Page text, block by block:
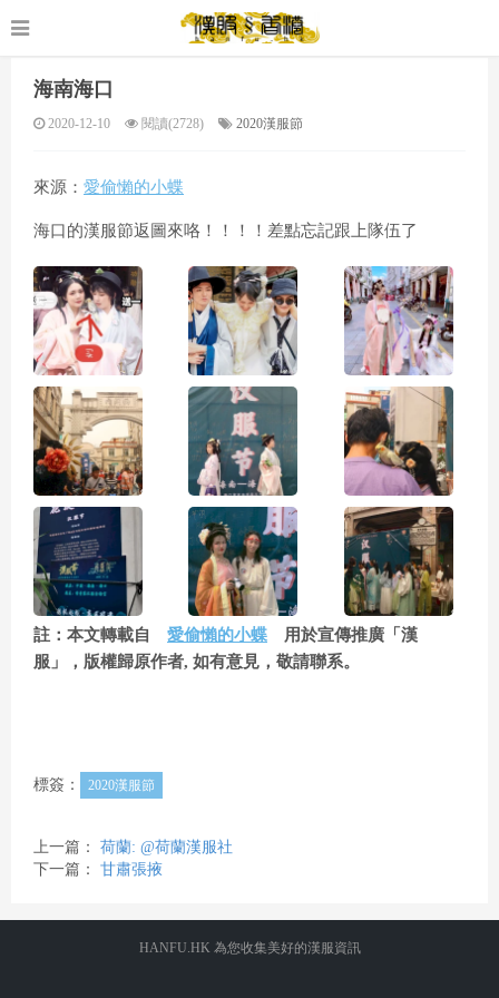
海南海口
2020-12-10 閱讀(2728) 2020漢服節
來源： 愛偷懶的小蝶
海口的漢服節返圖來咯！！！！差點忘記跟上隊伍了
註：本文轉載自 愛偷懶的小蝶 用於宣傳推廣「漢
服」，版權歸原作者, 如有意見，敬請聯系。
標簽： 2020漢服節
上一篇： 荷蘭: @荷蘭漢服社
下一篇： 甘肅張掖
HANFU.HK 為您收集美好的漢服資訊